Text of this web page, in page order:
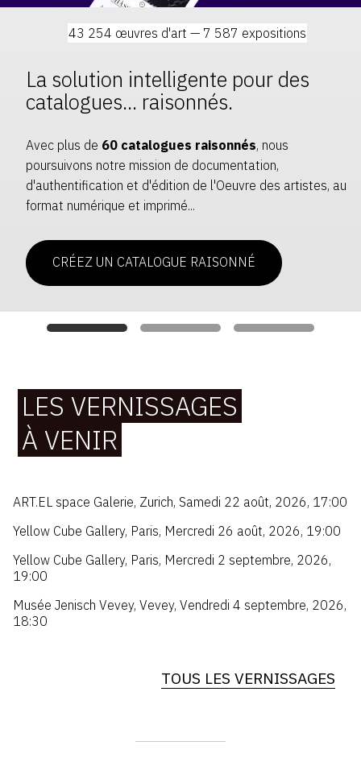
SERVICES
ABONNEMENTS DÉDIÉS AUX GALERISTES
CRÉER SON CATALOGUE D'EXPO
PUBLIER SES EXPOSITIONS
DEVENIR CONTRIBUTEUR
L'ÉQUIPE OAM
CGU
SUIVEZ-NOUS
INSTAGRAM
TWITTER
43 254 œuvres d'art — 7 587 expositions
La solution intelligente pour des
catalogues... raisonnés.
Avec plus de 60 catalogues raisonnés, nous
poursuivons notre mission de documentation,
d'authentification et d'édition de l'Oeuvre des artistes, au
format numérique et imprimé...
CRÉEZ UN CATALOGUE RAISONNÉ
LES VERNISSAGES
À VENIR
ART.EL space Galerie, Zurich, Samedi 22 août, 2026, 17:00
Yellow Cube Gallery, Paris, Mercredi 26 août, 2026, 19:00
Yellow Cube Gallery, Paris, Mercredi 2 septembre, 2026,
19:00
Musée Jenisch Vevey, Vevey, Vendredi 4 septembre, 2026,
18:30
TOUS LES VERNISSAGES